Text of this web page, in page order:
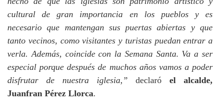
cultural de gran importancia en los pueblos y es
necesario que mantengan sus puertas abiertas y que
tanto vecinos, como visitantes y turistas puedan entrar a
verla. Además, coincide con la Semana Santa. Va a ser
especial porque después de muchos años vamos a poder
disfrutar de nuestra iglesia,” declaró el alcalde,
Juanfran Pérez Llorca.